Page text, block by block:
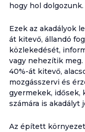
hogy hol dolgozunk.
Ezek az akadályok
át kitevő, állandó
közlekedését,
vagy nehezítik
40%-át kitevő,
mozgásszervi és
gyermekek, idősek,
számára is akadályt
Az épített